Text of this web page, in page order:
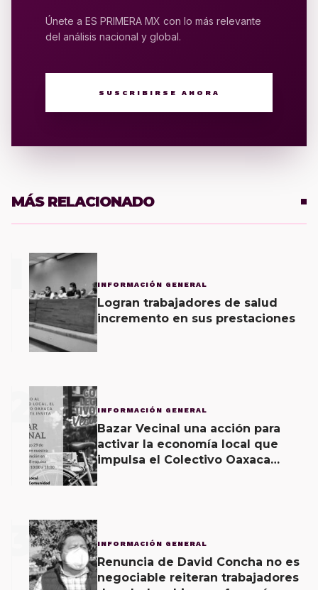
Únete a ES PRIMERA MX con lo más relevante
del análisis nacional y global.
SUSCRIBIRSE AHORA
MÁS RELACIONADO
INFORMACIÓN GENERAL
Logran trabajadores de salud
incremento en sus prestaciones
2 INFORMACIÓN GENERAL
Bazar Vecinal una acción para
activar la economía local que
impulsa el Colectivo Oaxaca
3 INFORMACIÓN GENERAL
Renuncia de David Concha no es
negociable reiteran trabajadores